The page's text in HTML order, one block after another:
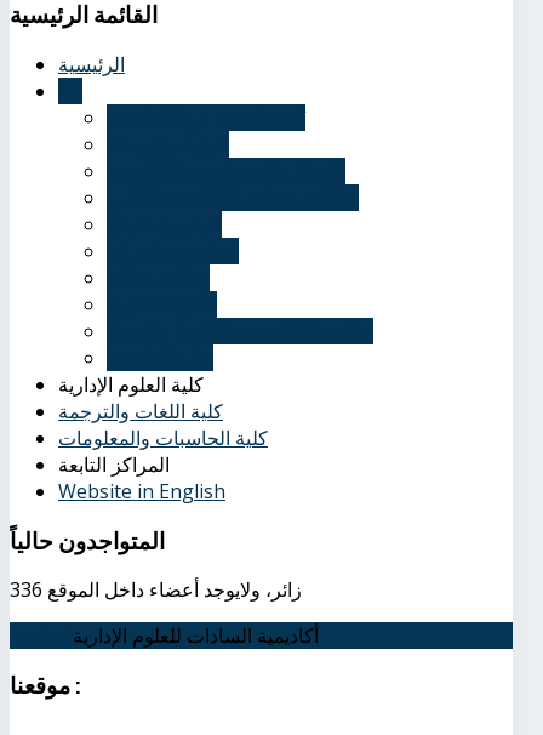
القائمة الرئيسية
الرئيسية
كلية العلوم الإدارية
كلية اللغات والترجمة
كلية الحاسبات والمعلومات
المراكز التابعة
Website in English
المتواجدون حالياً
336 زائر، ولايوجد أعضاء داخل الموقع
أكاديمية السادات للعلوم الإدارية
: